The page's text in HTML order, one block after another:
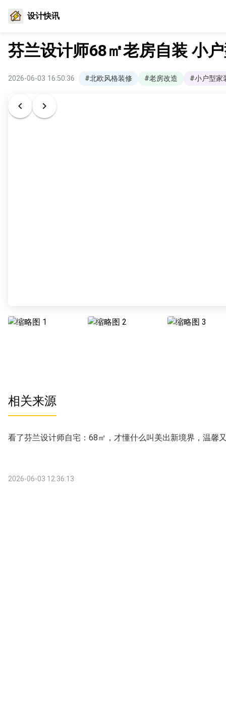
设计快讯
芬兰设计师68㎡老房自装 小
2026-06-03 16:50:36 #北欧风格装修 #老房改造 #小户型家
相关来源
看了芬兰设计师自宅：68㎡，才懂什么叫美出新境界，温馨
2026-06-03 12:36:13